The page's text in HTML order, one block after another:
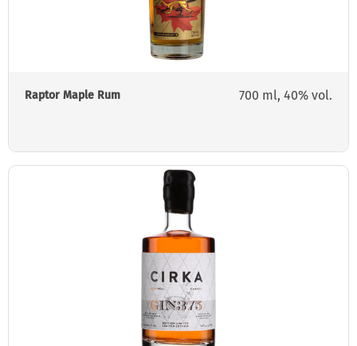
Raptor Maple Rum 700 ml, 40% vol.